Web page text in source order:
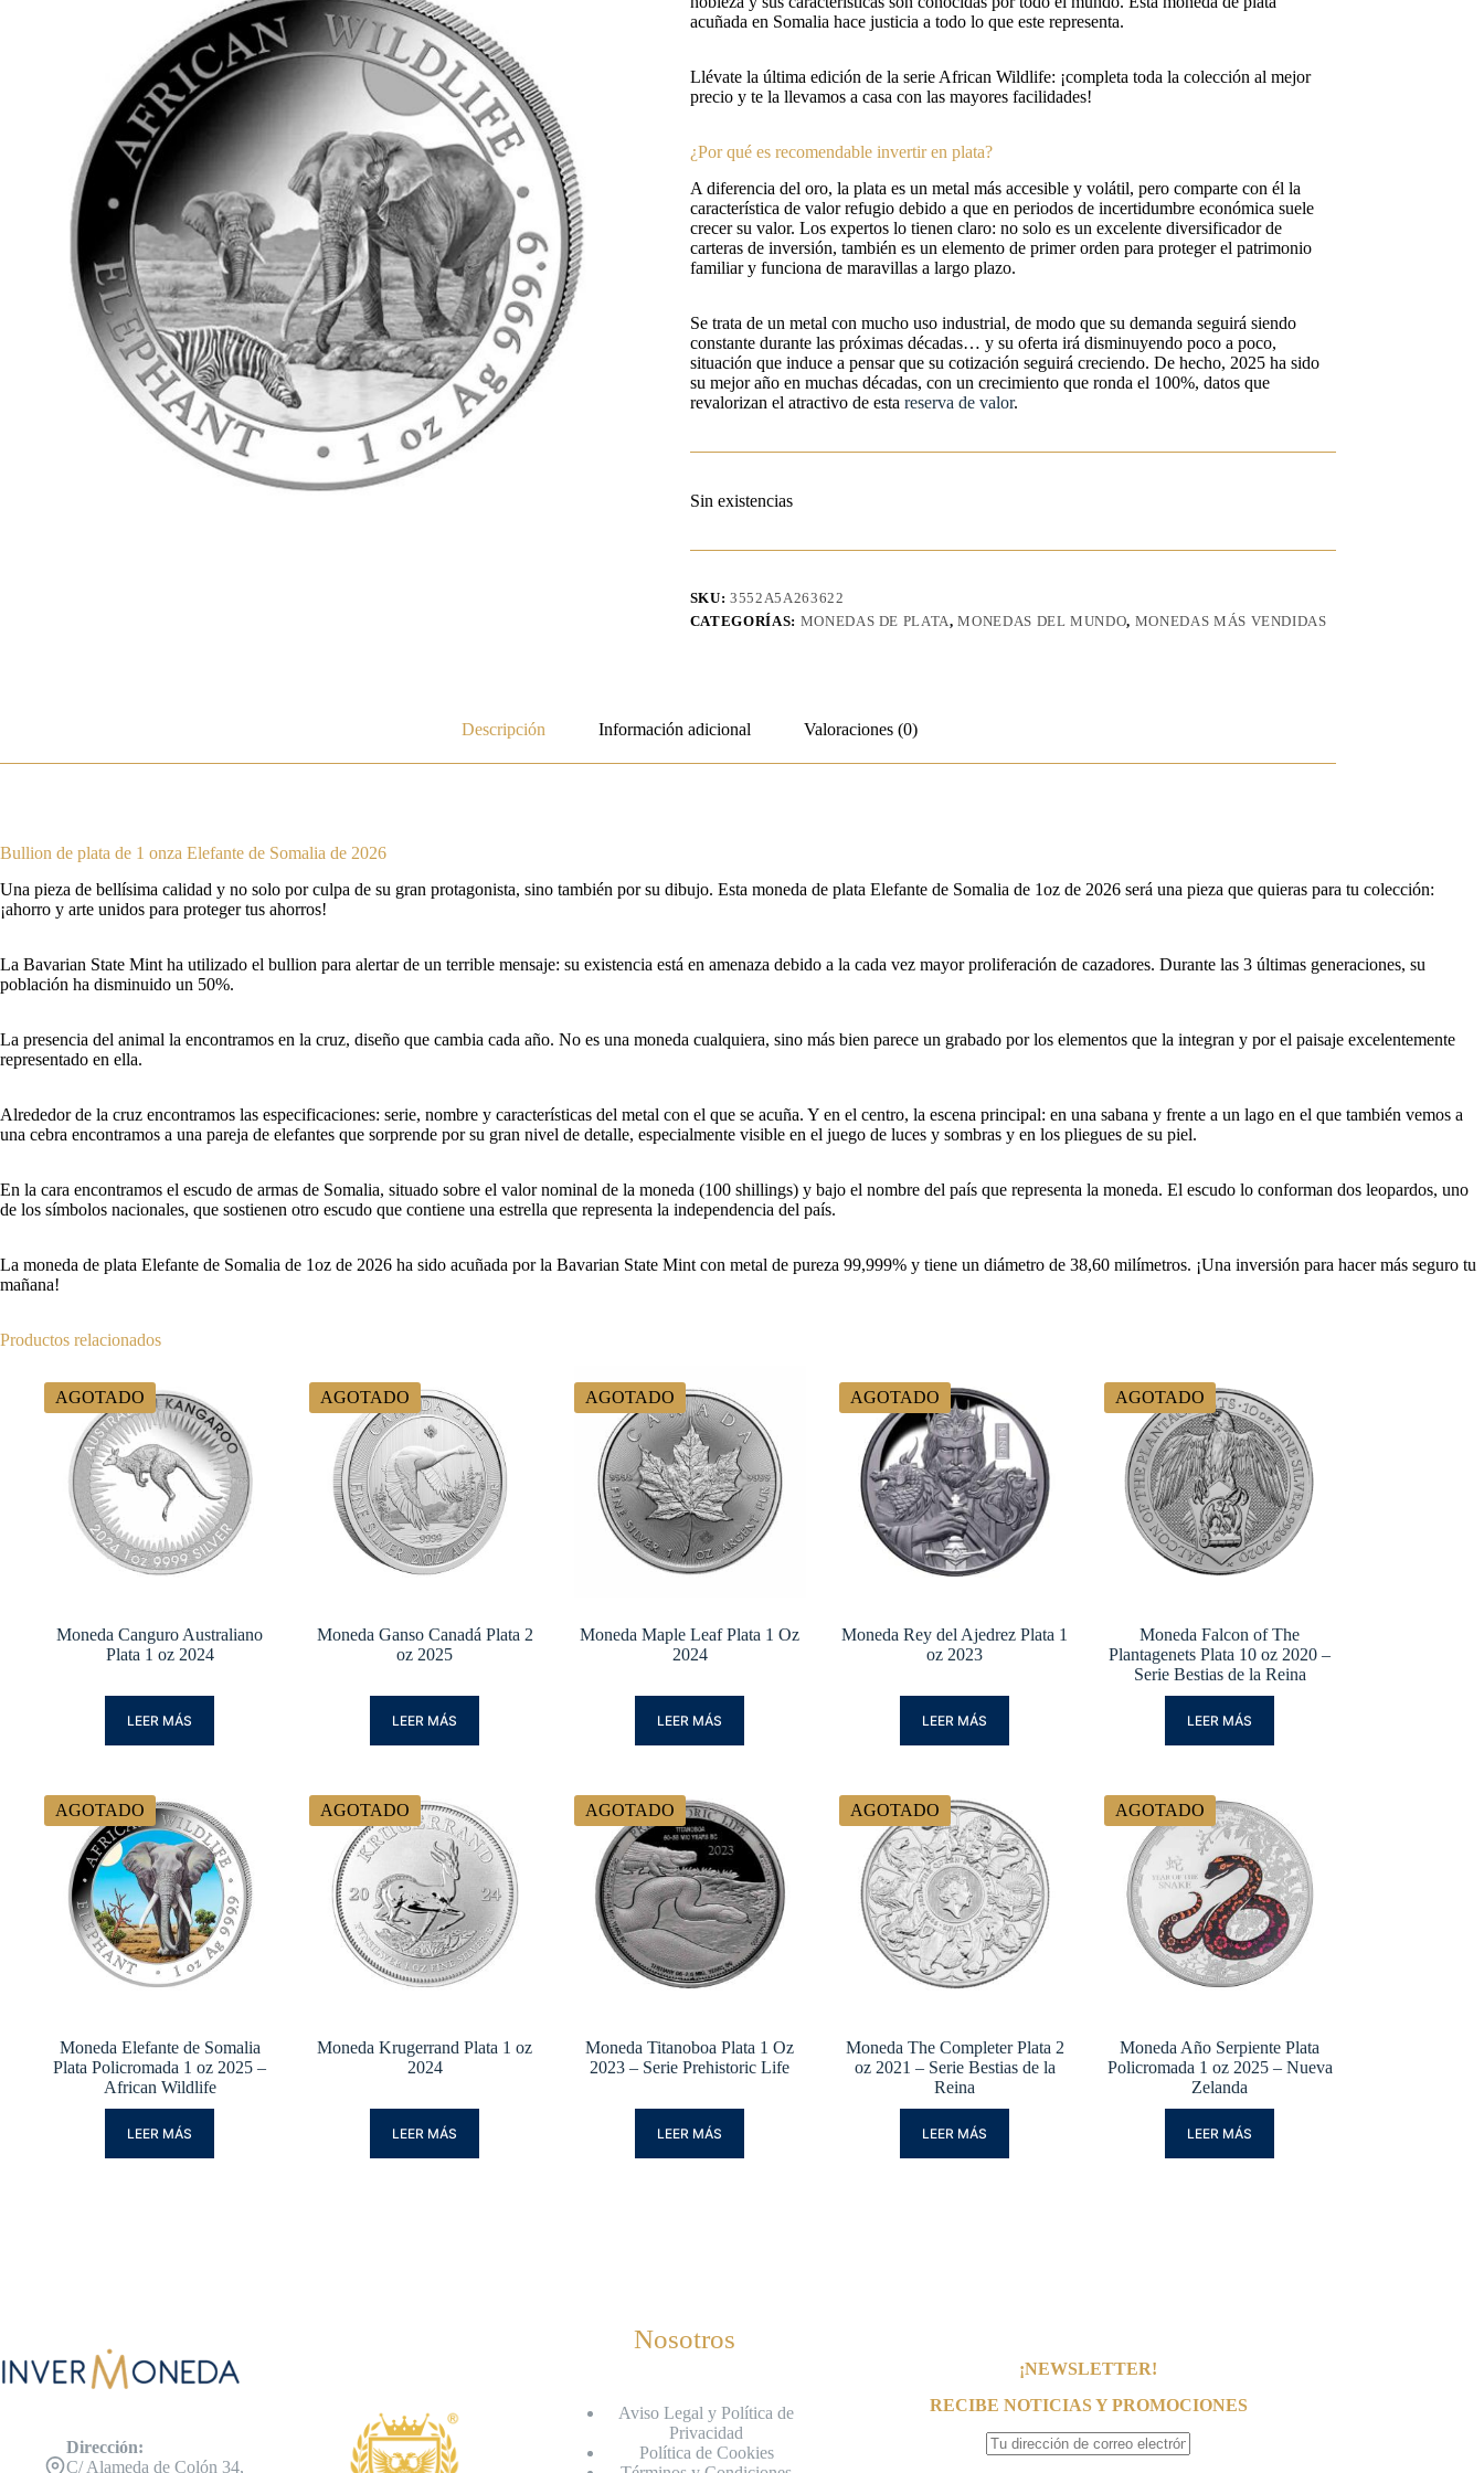
acuñada en Somalia hace justicia a todo lo que este representa.
Llévate la última edición de la serie African Wildlife: ¡completa toda la colección al mejor
precio y te la llevamos a casa con las mayores facilidades!
¿Por qué es recomendable invertir en plata?
A diferencia del oro, la plata es un metal más accesible y volátil, pero comparte con él la
característica de valor refugio debido a que en periodos de incertidumbre económica suele
crecer su valor. Los expertos lo tienen claro: no solo es un excelente diversificador de
carteras de inversión, también es un elemento de primer orden para proteger el patrimonio
familiar y funciona de maravillas a largo plazo.
Se trata de un metal con mucho uso industrial, de modo que su demanda seguirá siendo
constante durante las próximas décadas… y su oferta irá disminuyendo poco a poco,
situación que induce a pensar que su cotización seguirá creciendo. De hecho, 2025 ha sido
su mejor año en muchas décadas, con un crecimiento que ronda el 100%, datos que
revalorizan el atractivo de esta reserva de valor.
Sin existencias
SKU:3552A5A263622
CATEGORÍAS: MONEDAS DE PLATA,MONEDAS DEL MUNDO, MONEDAS MÁS VENDIDAS
Descripción Información adicional Valoraciones (0)
Bullion de plata de 1 onza Elefante de Somalia de 2026
Una pieza de bellísima calidad y no solo por culpa de su gran protagonista, sino también por su dibujo. Esta moneda de plata Elefante de Somalia de 1oz de 2026 será una pieza que quieras para tu colección:
¡ahorro y arte unidos para proteger tus ahorros!
La Bavarian State Mint ha utilizado el bullion para alertar de un terrible mensaje: su existencia está en amenaza debido a la cada vez mayor proliferación de cazadores. Durante las 3 últimas generaciones, su
población ha disminuido un 50%.
La presencia del animal la encontramos en la cruz, diseño que cambia cada año. No es una moneda cualquiera, sino más bien parece un grabado por los elementos que la integran y por el paisaje excelentemente
representado en ella.
Alrededor de la cruz encontramos las especificaciones: serie, nombre y características del metal con el que se acuña. Y en el centro, la escena principal: en una sabana y frente a un lago en el que también vemos a
una cebra encontramos a una pareja de elefantes que sorprende por su gran nivel de detalle, especialmente visible en el juego de luces y sombras y en los pliegues de su piel.
En la cara encontramos el escudo de armas de Somalia, situado sobre el valor nominal de la moneda (100 shillings) y bajo el nombre del país que representa la moneda. El escudo lo conforman dos leopardos, uno
de los símbolos nacionales, que sostienen otro escudo que contiene una estrella que representa la independencia del país.
La moneda de plata Elefante de Somalia de 1oz de 2026 ha sido acuñada por la Bavarian State Mint con metal de pureza 99,999% y tiene un diámetro de 38,60 milímetros. ¡Una inversión para hacer más seguro tu
mañana!
Productos relacionados
AGOTADO
Moneda Canguro Australiano
Plata 1 oz 2024
LEER MÁS
AGOTADO
Moneda Ganso Canadá Plata 2
oz 2025
LEER MÁS
AGOTADO
Moneda Maple Leaf Plata 1 Oz
2024
LEER MÁS
AGOTADO
Moneda Rey del Ajedrez Plata 1
oz 2023
LEER MÁS
AGOTADO
Moneda Falcon of The
Plantagenets Plata 10 oz 2020 –
Serie Bestias de la Reina
LEER MÁS
AGOTADO
Moneda Elefante de Somalia
Plata Policromada 1 oz 2025 –
African Wildlife
LEER MÁS
AGOTADO
Moneda Krugerrand Plata 1 oz
2024
LEER MÁS
AGOTADO
Moneda Titanoboa Plata 1 Oz
2023 – Serie Prehistoric Life
LEER MÁS
AGOTADO
Moneda The Completer Plata 2
oz 2021 – Serie Bestias de la
Reina
LEER MÁS
AGOTADO
Moneda Año Serpiente Plata
Policromada 1 oz 2025 – Nueva
Zelanda
LEER MÁS
Dirección:
C/ Alameda de Colón 34,
Nosotros
Aviso Legal y Política de
Privacidad
Política de Cookies
¡NEWSLETTER!
RECIBE NOTICIAS Y PROMOCIONES